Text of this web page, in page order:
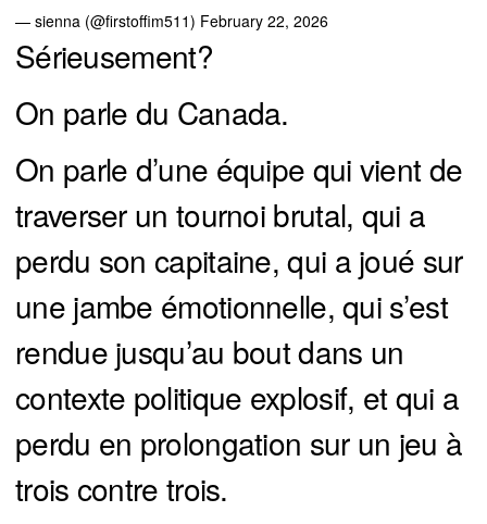
— sienna (@firstoffim511) February 22, 2026
Sérieusement?
On parle du Canada.
On parle d’une équipe qui vient de
traverser un tournoi brutal, qui a
perdu son capitaine, qui a joué sur
une jambe émotionnelle, qui s’est
rendue jusqu’au bout dans un
contexte politique explosif, et qui a
perdu en prolongation sur un jeu à
trois contre trois.